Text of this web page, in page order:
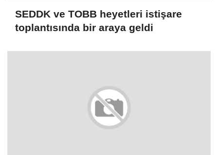
SEDDK ve TOBB heyetleri istişare
toplantısında bir araya geldi